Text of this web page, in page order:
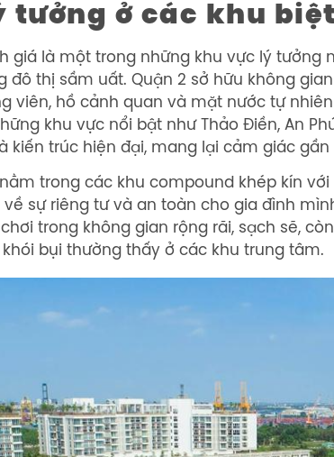
tưởng ở các khu
giá là một trong những khu vực lý tưởng
đô thị sầm uất. Quận 2 sở hữu không
viên, hồ cảnh quan và mặt nước tự
khu vực nổi bật như Thảo Điền, An
kiến trúc hiện đại, mang lại cảm giác
trong các khu compound khép kín
sự riêng tư và an toàn cho gia đình
trong không gian rộng rãi, sạch sẽ,
bụi thường thấy ở các khu trung tâm.